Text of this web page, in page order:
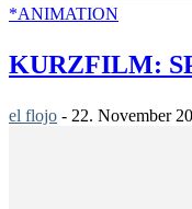
*ANIMATION
KURZFILM:
el flojo - 22. November